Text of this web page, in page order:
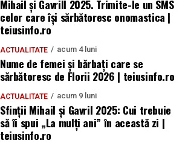
Mihail și Gavrill 2025. Trimite-le un SMS
celor care își sărbătoresc onomastica |
teiusinfo.ro
ACTUALITATE acum 4 luni
Nume de femei și bărbați care se
sărbătoresc de Florii 2026 | teiusinfo.ro
ACTUALITATE acum 9 luni
Sfinții Mihail și Gavril 2025: Cui trebuie
să îi spui „La mulţi ani” în această zi |
teiusinfo.ro